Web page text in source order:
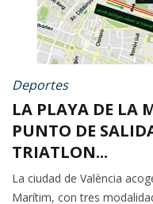
Deportes
LA PLAYA DE LA
PUNTO DE
TRIATLON...
La ciudad de València
Marítim, con tres